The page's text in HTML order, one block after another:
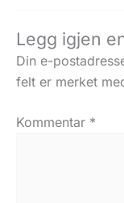
Legg igjen
Din e-
felt er merket
Kommentar *